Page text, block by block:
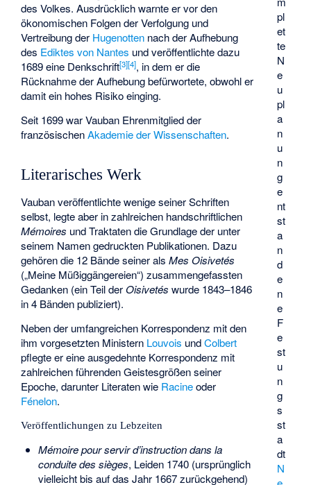
pl
et
te
N
e
u
pl
a
n
u
n
g
e
nt
st
a
n
d
e
n
e
F
e
st
u
n
g
s
st
a
dt
N
des Volkes. Ausdrücklich warnte er vor den
ökonomischen Folgen der Verfolgung und
Vertreibung der Hugenotten nach der Aufhebung
des Ediktes von Nantes und veröffentlichte dazu
1689 eine Denkschrift[3][4], in dem er die
Rücknahme der Aufhebung befürwortete, obwohl er
damit ein hohes Risiko einging.
Seit 1699 war Vauban Ehrenmitglied der
französischenAkademie der Wissenschaften.
Literarisches Werk
Vauban veröffentlichte wenige seiner Schriften
selbst, legte aber in zahlreichen handschriftlichen
Mémoires und Traktaten die Grundlage der unter
seinem Namen gedruckten Publikationen. Dazu
gehören die 12 Bände seiner alsMes Oisivetés
(„Meine Müßiggängereien“) zusammengefassten
Gedanken (ein Teil derOisivetés wurde 1843–1846
in 4 Bänden publiziert).
Neben der umfangreichen Korrespondenz mit den
ihm vorgesetzten Ministern Louvois undColbert
pflegte er eine ausgedehnte Korrespondenz mit
zahlreichen führenden Geistesgrößen seiner
Epoche, darunter Literaten wie Racineoder
Fénelon.
Veröffentlichungen zu Lebzeiten
Mémoire pour servir d’instruction dans la
conduite des sièges, Leiden 1740 (ursprünglich
vielleicht bis auf das Jahr 1667 zurückgehend)